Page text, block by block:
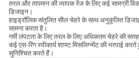
तरल और तापमान की व्यापक रेंज के लिए कई सामग्री
डिजाइन।
हाइड्रॉलिक संतुलित सील चेहरे के साथ अनुकूलित
सामना करता है।
गर्मी लंपटता के लिए तरल के लिए अधिकतम चेहरे की
कई एस-रिंग स्वीकार्य शाफ्ट मिसलिग्न्मेंट की भरपाई करते
सुनिश्चित करते हैं।